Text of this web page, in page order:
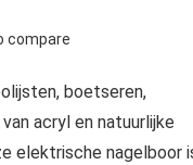
compare
boetseren,
acryl en natuurlijke
elektrische nagelboor